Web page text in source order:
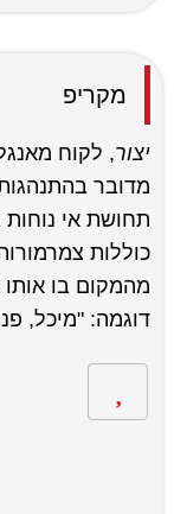
מקריפ
יצור
מדובר
תחושת אי
כוללות
מהמקום בו
דוגמה: "מיכל,